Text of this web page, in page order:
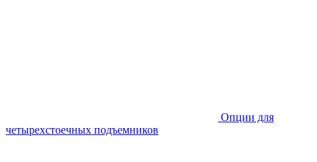
Опции для
четырехстоечных подъемников